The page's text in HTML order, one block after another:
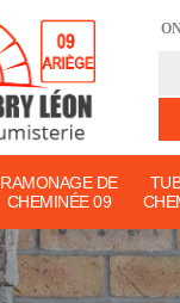
RAMONAGE DE
CHEMINÉE 09